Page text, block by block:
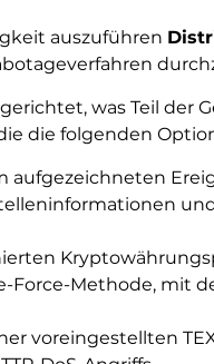
auszuführen
was Teil der
die folgenden
aufgezeichneten
Methode, mit
voreingestellten